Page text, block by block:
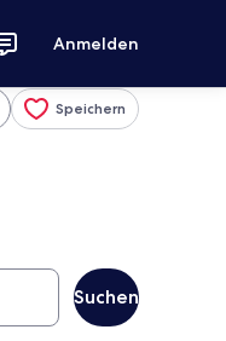
Anmelden
Speichern
Suchen